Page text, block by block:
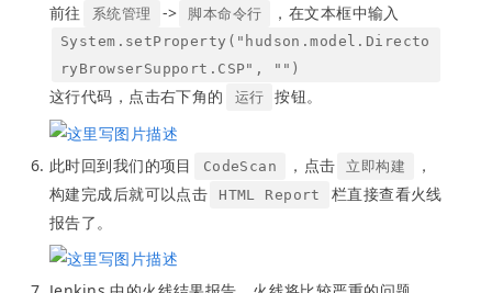
前往
系统管理 -> 脚本命令行 ，在文本框中输入
System.setProperty("hudson.model.Directo
ryBrowserSupport.CSP", "")
这行代码，点击右下角的 运行 按钮。
此时回到我们的项目 CodeScan ，点击 立即构建
，
构建完成后就可以点击
HTML Report
栏直接查看火线
报告了。